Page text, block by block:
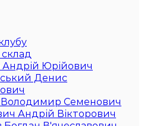
Андрій Юрійович
Денис
Семенович
Андрій Вікторович